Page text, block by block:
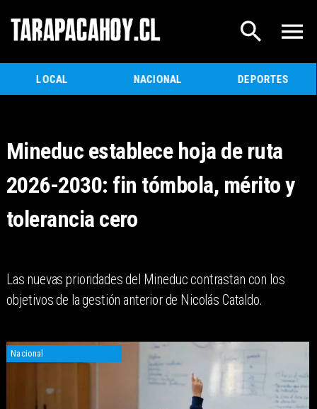
LOCAL NACIONAL DEPORTES
Mineduc establece hoja de ruta
2026-2030: fin tómbola, mérito y
tolerancia cero
Las nuevas prioridades del Mineduc contrastan con los
objetivos de la gestión anterior de Nicolás Cataldo.
Nacional